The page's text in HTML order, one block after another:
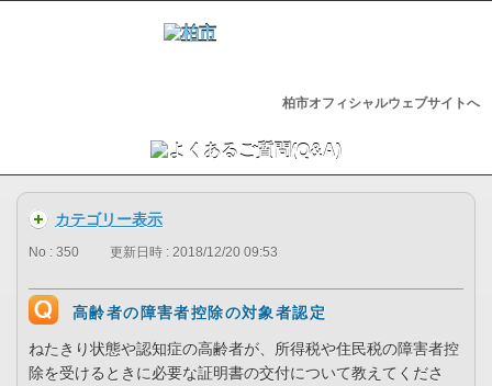
柏市オフィシャルウェブサイトへ
カテゴリー表示
No : 350 更新日時 : 2018/12/20 09:53
高齢者の障害者控除の対象者認定
ねたきり状態や認知症の高齢者が、所得税や住民税の障害者控
除を受けるときに必要な証明書の交付について教えてくださ